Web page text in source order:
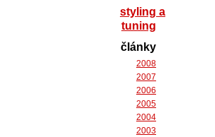
styling a
tuning
články
2008
2007
2006
2005
2004
2003